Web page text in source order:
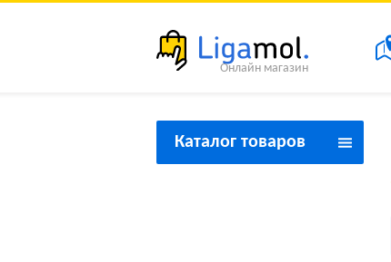
Каталог товаров
Онлайн магазин